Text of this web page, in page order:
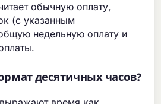
обычную оплату,
(с указанным
недельную оплату и
десятичных часов?